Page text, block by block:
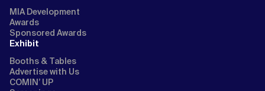
MIA Development
Awards
Sponsored Awards
Exhibit
Booths & Tables
Advertise with Us
COMIN’ UP